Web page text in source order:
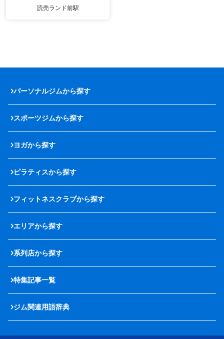
読売ランド前駅
パーソナルジムから探す
スポーツジムから探す
ヨガから探す
ピラティスから探す
フィットネスクラブから探す
エリアから探す
系列店から探す
特集記事一覧
ジム関連用語辞典